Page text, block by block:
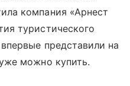
компания «Арнест
туристического
впервые представили на
можно купить.